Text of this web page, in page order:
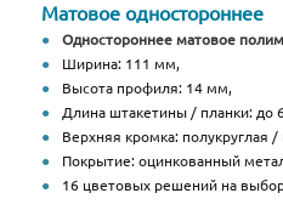
Матовое одностороннее
Одностороннее матовое
Ширина: 111 мм,
Высота профиля: 14 мм,
Длина штакетины / планки: до
Верхняя кромка: полукруглая
Покрытие: оцинкованный
16 цветовых решений на